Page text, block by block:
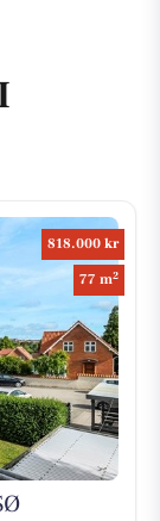
818.000 kr
77 m2